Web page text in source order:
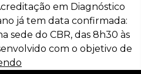
em Diagnóstico
já tem data confirmada:
sede do CBR, das 8h30 às
com o objetivo de